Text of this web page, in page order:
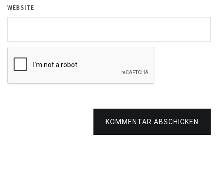
WEBSITE
KOMMENTAR ABSCHICKEN